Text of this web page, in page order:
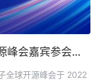
参会必备 | 2022开放原子全球开源峰会嘉宾参会指南
全球开源峰会于 2022